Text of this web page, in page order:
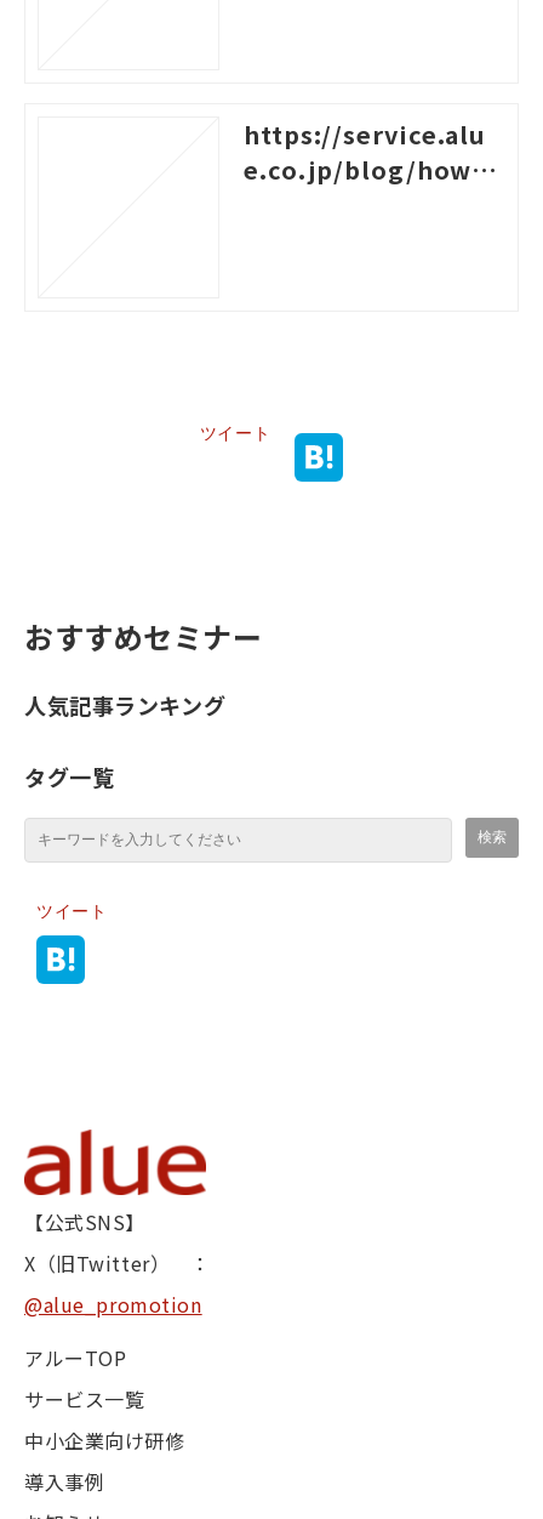
https://service.alu
e.co.jp/blog/how-t
ツイート
おすすめセミナー
人気記事ランキング
タグ一覧
ツイート
【公式SNS】
X（旧Twitter） ：
@alue_promotion
アルーTOP
サービス一覧
中小企業向け研修
導入事例